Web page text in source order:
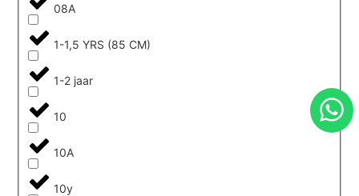
08A
1-1,5 YRS (85 CM)
1-2 jaar
10
10A
10y